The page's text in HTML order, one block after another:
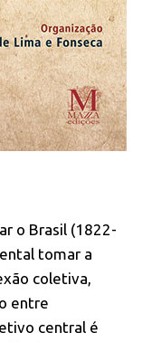
o Brasil (1822-
tomar a
coletiva,
entre
central é